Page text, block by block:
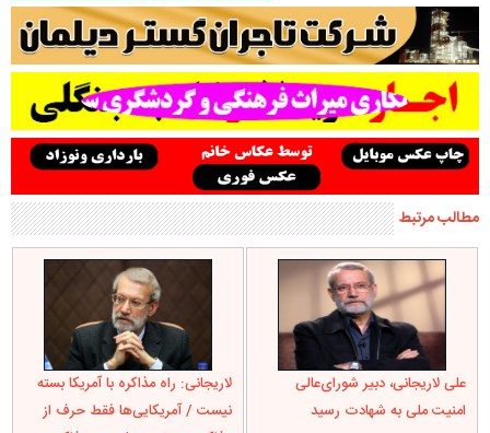
مطالب مرتبط
علی لاریجانی، دبیر شورای‌عالی
امنیت ملی به شهادت رسید
لاریجانی: راه مذاکره با آمریکا بسته
نیست / آمریکایی‌ها فقط حرف از